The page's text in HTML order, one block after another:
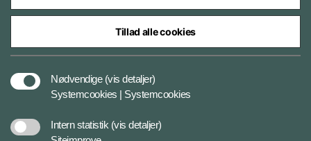
Styrelser og myndigheder under Forsvarsministeriet
Tillad alle cookies
Nødvendige (vis detaljer)
Systemcookies | Systemcookies
Intern statistik (vis detaljer)